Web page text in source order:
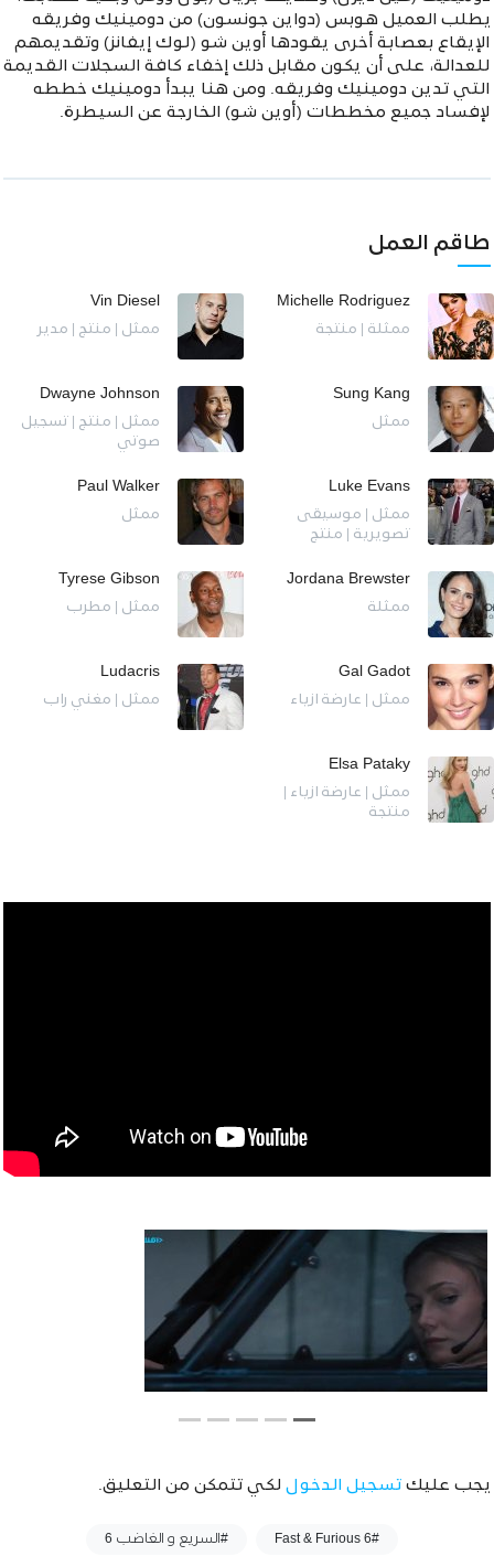
يطلب العميل هوبس (دواين جونسون) من دومينيك وفريقه
الإيقاع بعصابة أخرى يقودها أوين شو (لوك إيفانز) وتقديمهم
للعدالة، على أن يكون مقابل ذلك إخفاء كافة السجلات القديمة
التي تدين دومينيك وفريقه. ومن هنا يبدأ دومينيك خططه
لإفساد جميع مخططات (أوين شو) الخارجة عن السيطرة.
طاقم العمل
Michelle Rodriguez
ممثلة | منتجة
Vin Diesel
ممثل | منتج | مدير
Sung Kang
ممثل
Dwayne Johnson
ممثل | منتج | تسجيل
صوتي
Luke Evans
ممثل | موسيقى
تصويرية | منتج
Paul Walker
ممثل
Jordana Brewster
ممثلة
Tyrese Gibson
ممثل | مطرب
Gal Gadot
ممثل | عارضة ازياء
Ludacris
ممثل | مغني راب
Elsa Pataky
ممثل | عارضة ازياء |
منتجة
يجب عليك تسجيل الدخول لكي تتمكن من التعليق.
#Fast & Furious 6 #السريع و الغاضب 6